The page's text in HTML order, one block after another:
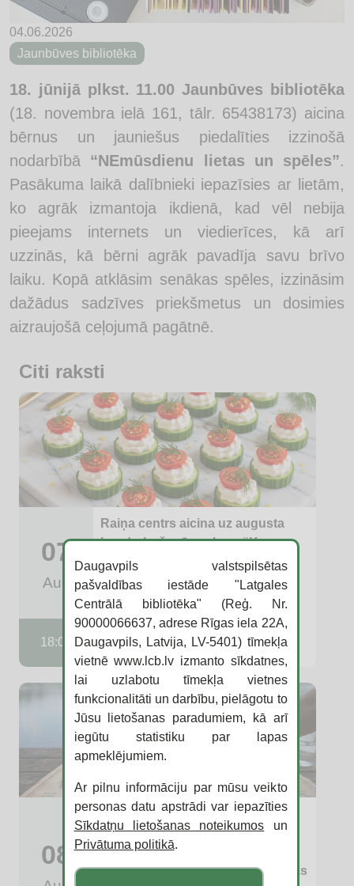
04.06.2026
Jaunbūves bibliotēka
18. jūnijā plkst. 11.00 Jaunbūves bibliotēka
(18. novembra ielā 161, tālr. 65438173) aicina
bērnus un jauniešus piedalīties izzinošā
nodarbībā “NEmūsdienu lietas un spēles”.
Pasākuma laikā dalībnieki iepazīsies ar lietām,
ko agrāk izmantoja ikdienā, kad vēl nebija
pieejams internets un viedierīces, kā arī
uzzinās, kā bērni agrāk pavadīja savu brīvo
laiku. Kopā atklāsim senākas spēles, izzināsim
dažādus sadzīves priekšmetus un dosimies
aizraujošā ceļojumā pagātnē.
Citi raksti
07
Aug
18:00
Raiņa centrs aicina uz augusta
kopdarbošanās vakaru “Kam
gurķītis, kam tomātiņš!”
Komunālā ielā 2
Raiņa centrs
08
LCB ASV Informācijas centrs un
ASV vēstniecība Latvijā aicina
iepazīt Amerikas Savienotās
Valstis jauniešu festivālā “Artišoks
Daugavpils valstspilsētas
pašvaldības iestāde "Latgales
Centrālā bibliotēka" (Reģ. Nr.
90000066637, adrese Rīgas iela 22A,
Daugavpils, Latvija, LV-5401) tīmekļa
vietnē www.lcb.lv izmanto sīkdatnes,
lai uzlabotu tīmekļa vietnes
funkcionalitāti un darbību, pielāgotu to
Jūsu lietošanas paradumiem, kā arī
iegūtu statistiku par lapas
apmeklējumiem.
Ar pilnu informāciju par mūsu veikto
personas datu apstrādi var iepazīties
Sīkdatņu lietošanas noteikumos un
Privātuma politikā.